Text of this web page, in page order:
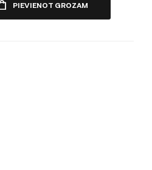
PIEVIENOT GROZAM